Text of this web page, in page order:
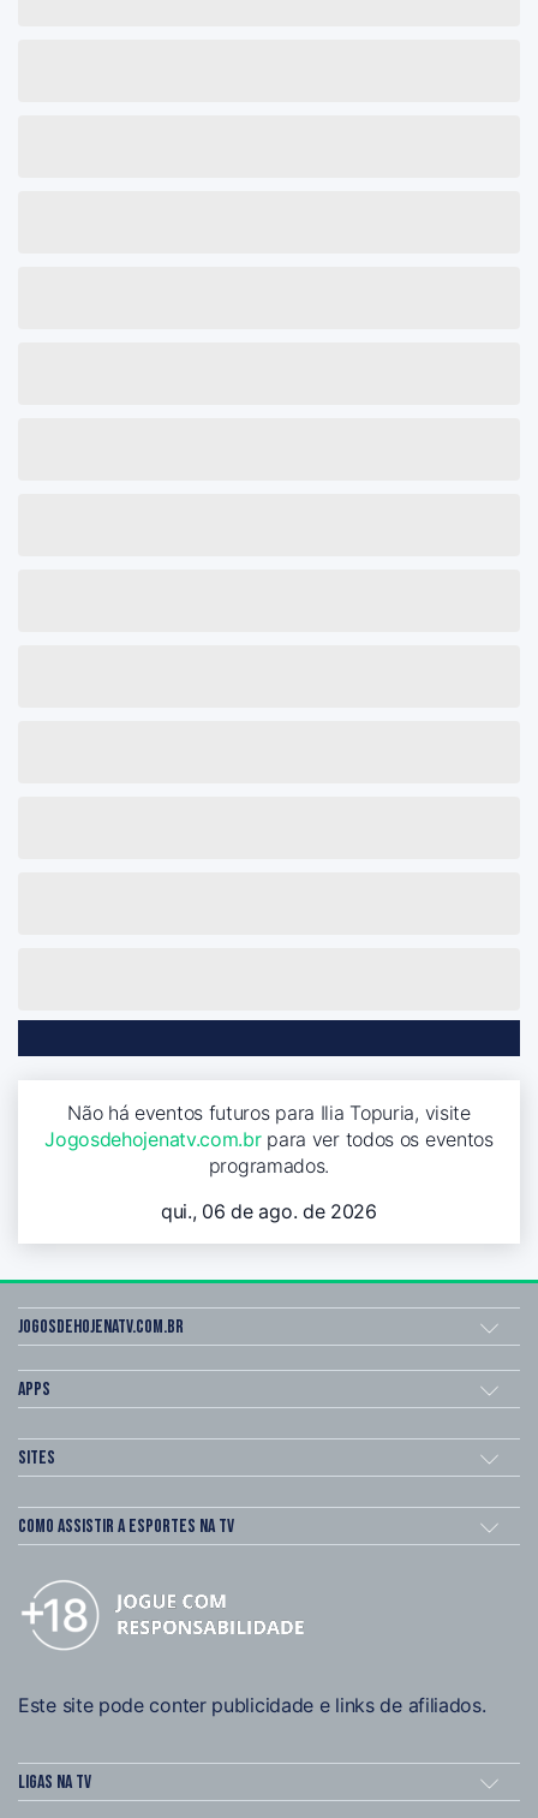
Não há eventos futuros para Ilia Topuria, visite
Jogosdehojenatv.com.brpara ver todos os eventos
programados.
qui., 06 de ago. de 2026
Jogosdehojenatv.com.br
Apps
Sites
Como assistir a esportes na TV
Este site pode conter publicidade e links de afiliados.
Ligas na TV